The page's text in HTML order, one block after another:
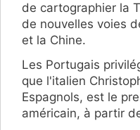
de cartographier la
de nouvelles voies
et la Chine.
Les Portugais
que l'italien
Espagnols, est le
américain, à partir